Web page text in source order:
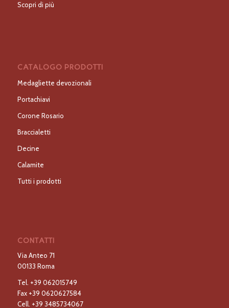
Scopri di più
CATALOGO PRODOTTI
Medagliette devozionali
Portachiavi
Corone Rosario
Braccialetti
Decine
Calamite
Tutti i prodotti
CONTATTI
Via Anteo 71
00133 Roma
Tel. +39 062015749
Fax +39 0620627584
Cell. +39 3485734067